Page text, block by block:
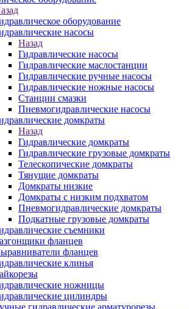
оборудование
насосы
Назад
Гидравлические насосы
Гидравлические маслостанции
Гидравлические ручные насосы
Гидравлические ножные насосы
Станции смазки
Пневмогидравлические насосы
домкраты
Назад
Гидравлические домкраты
Гидравлические грузовые домкраты
Телескопические домкраты
Тянущие домкраты
Домкраты низкие
Домкраты с низким подхватом
Пневмогидравлические домкраты
Подкатные грузовые домкраты
съемники
фланцев
фланцев
клинья
ножницы
цилиндры
гидравлические арматурорезы